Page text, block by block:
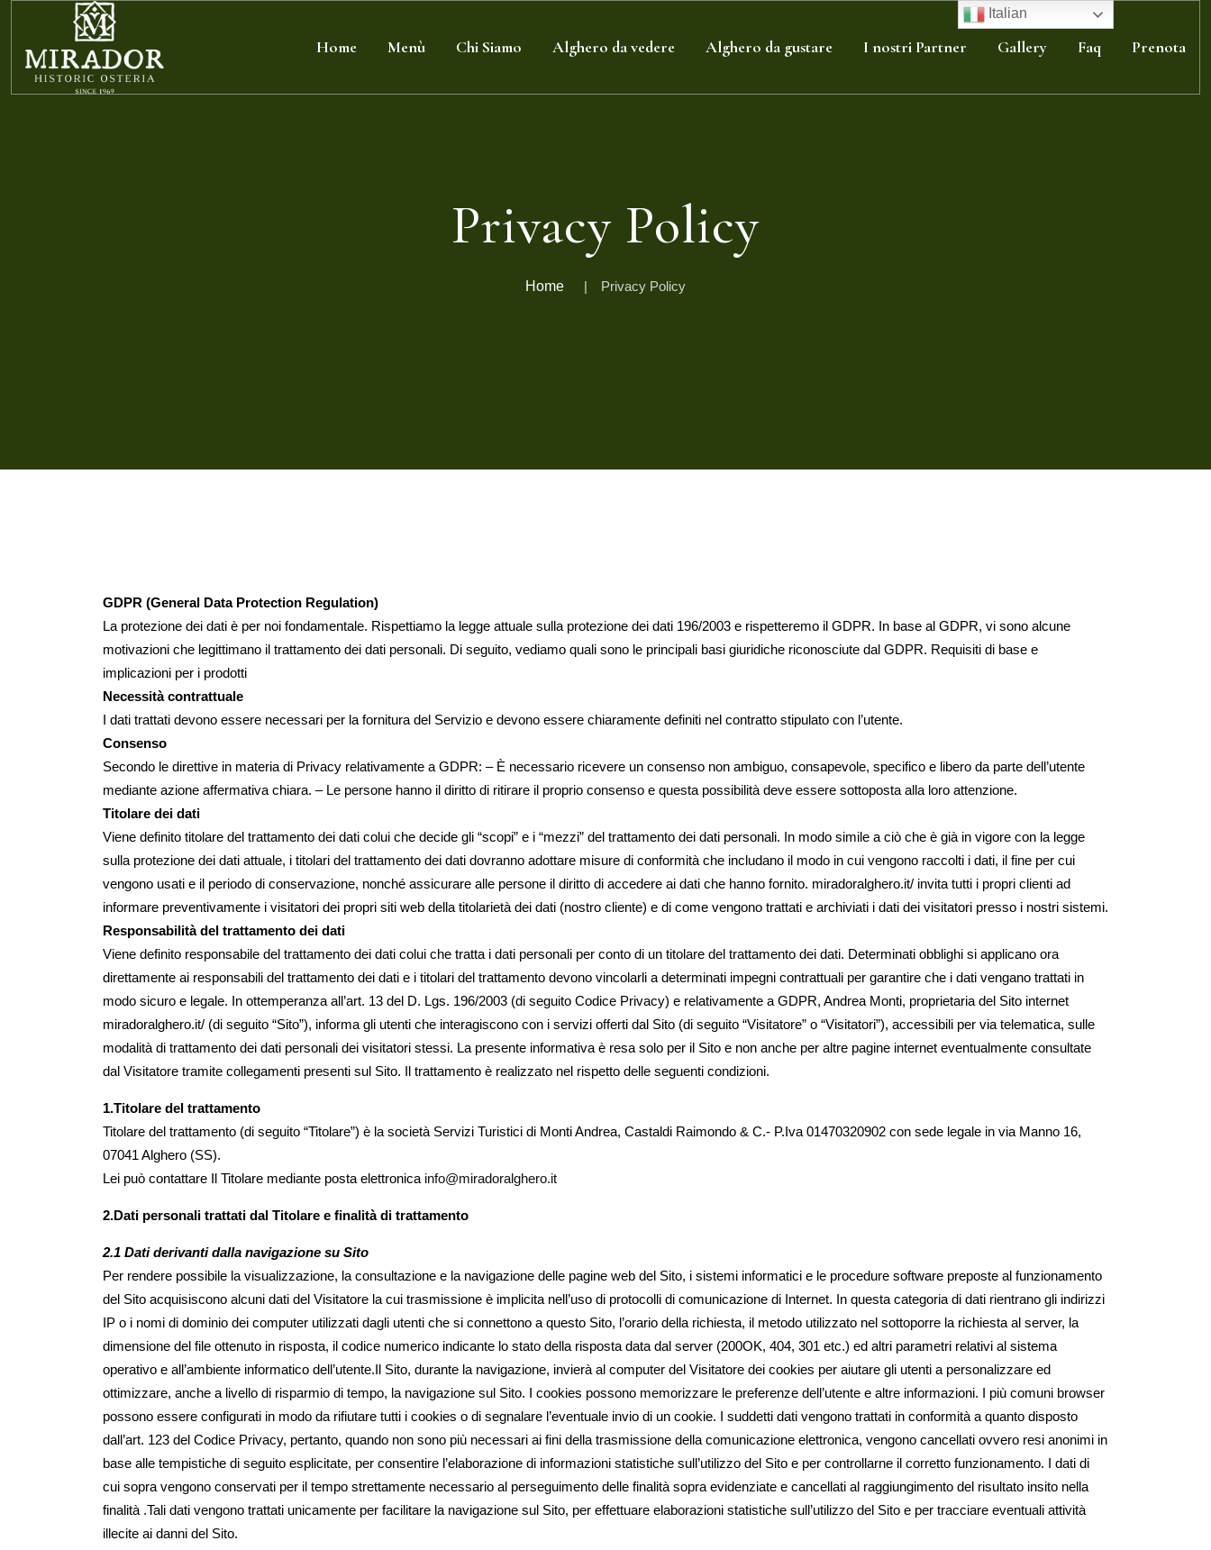
Home Menù Chi Siamo Alghero da vedere Alghero da gustare I nostri Partner Gallery Faq Prenota
Privacy Policy
Home Privacy Policy
GDPR (General Data Protection Regulation)
La protezione dei dati è per noi fondamentale. Rispettiamo la legge attuale sulla protezione dei dati 196/2003 e rispetteremo il GDPR. In base al GDPR, vi sono alcune
motivazioni che legittimano il trattamento dei dati personali. Di seguito, vediamo quali sono le principali basi giuridiche riconosciute dal GDPR. Requisiti di base e
implicazioni per i prodotti
Necessità contrattuale
I dati trattati devono essere necessari per la fornitura del Servizio e devono essere chiaramente definiti nel contratto stipulato con l’utente.
Consenso
Secondo le direttive in materia di Privacy relativamente a GDPR: – È necessario ricevere un consenso non ambiguo, consapevole, specifico e libero da parte dell’utente
mediante azione affermativa chiara. – Le persone hanno il diritto di ritirare il proprio consenso e questa possibilità deve essere sottoposta alla loro attenzione.
Titolare dei dati
Viene definito titolare del trattamento dei dati colui che decide gli “scopi” e i “mezzi” del trattamento dei dati personali. In modo simile a ciò che è già in vigore con la legge
sulla protezione dei dati attuale, i titolari del trattamento dei dati dovranno adottare misure di conformità che includano il modo in cui vengono raccolti i dati, il fine per cui
vengono usati e il periodo di conservazione, nonché assicurare alle persone il diritto di accedere ai dati che hanno fornito. miradoralghero.it/ invita tutti i propri clienti ad
informare preventivamente i visitatori dei propri siti web della titolarietà dei dati (nostro cliente) e di come vengono trattati e archiviati i dati dei visitatori presso i nostri sistemi.
Responsabilità del trattamento dei dati
Viene definito responsabile del trattamento dei dati colui che tratta i dati personali per conto di un titolare del trattamento dei dati. Determinati obblighi si applicano ora
direttamente ai responsabili del trattamento dei dati e i titolari del trattamento devono vincolarli a determinati impegni contrattuali per garantire che i dati vengano trattati in
modo sicuro e legale. In ottemperanza all’art. 13 del D. Lgs. 196/2003 (di seguito Codice Privacy) e relativamente a GDPR, Andrea Monti, proprietaria del Sito internet
miradoralghero.it/ (di seguito “Sito”), informa gli utenti che interagiscono con i servizi offerti dal Sito (di seguito “Visitatore” o “Visitatori”), accessibili per via telematica, sulle
modalità di trattamento dei dati personali dei visitatori stessi. La presente informativa è resa solo per il Sito e non anche per altre pagine internet eventualmente consultate
dal Visitatore tramite collegamenti presenti sul Sito. Il trattamento è realizzato nel rispetto delle seguenti condizioni.
1.Titolare del trattamento
Titolare del trattamento (di seguito “Titolare”) è la società Servizi Turistici di Monti Andrea, Castaldi Raimondo & C.- P.Iva 01470320902 con sede legale in via Manno 16,
07041 Alghero (SS).
Lei può contattare Il Titolare mediante posta elettronica info@miradoralghero.it
2.Dati personali trattati dal Titolare e finalità di trattamento
2.1 Dati derivanti dalla navigazione su Sito
Per rendere possibile la visualizzazione, la consultazione e la navigazione delle pagine web del Sito, i sistemi informatici e le procedure software preposte al funzionamento
del Sito acquisiscono alcuni dati del Visitatore la cui trasmissione è implicita nell’uso di protocolli di comunicazione di Internet. In questa categoria di dati rientrano gli indirizzi
IP o i nomi di dominio dei computer utilizzati dagli utenti che si connettono a questo Sito, l’orario della richiesta, il metodo utilizzato nel sottoporre la richiesta al server, la
dimensione del file ottenuto in risposta, il codice numerico indicante lo stato della risposta data dal server (200OK, 404, 301 etc.) ed altri parametri relativi al sistema
operativo e all’ambiente informatico dell’utente.Il Sito, durante la navigazione, invierà al computer del Visitatore dei cookies per aiutare gli utenti a personalizzare ed
ottimizzare, anche a livello di risparmio di tempo, la navigazione sul Sito. I cookies possono memorizzare le preferenze dell’utente e altre informazioni. I più comuni browser
possono essere configurati in modo da rifiutare tutti i cookies o di segnalare l’eventuale invio di un cookie. I suddetti dati vengono trattati in conformità a quanto disposto
dall’art. 123 del Codice Privacy, pertanto, quando non sono più necessari ai fini della trasmissione della comunicazione elettronica, vengono cancellati ovvero resi anonimi in
base alle tempistiche di seguito esplicitate, per consentire l’elaborazione di informazioni statistiche sull’utilizzo del Sito e per controllarne il corretto funzionamento. I dati di
cui sopra vengono conservati per il tempo strettamente necessario al perseguimento delle finalità sopra evidenziate e cancellati al raggiungimento del risultato insito nella
finalità .Tali dati vengono trattati unicamente per facilitare la navigazione sul Sito, per effettuare elaborazioni statistiche sull’utilizzo del Sito e per tracciare eventuali attività
illecite ai danni del Sito.
Italian